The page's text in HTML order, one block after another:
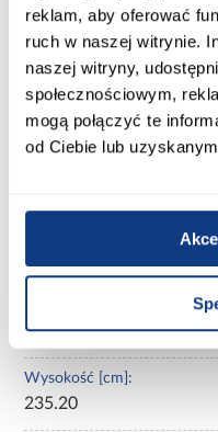
reklam, aby oferować
ruch w naszej witrynie.
naszej witryny,
społecznościowym,
mogą połączyć te
od Ciebie lub
Kształt:
proste
Rodzaj drzwi:
przesuwne
45.00
Wysokość [cm]:
235.20